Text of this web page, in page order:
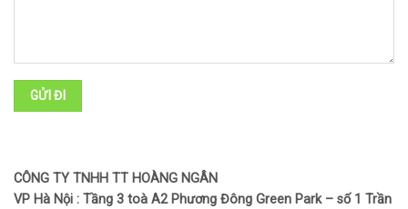
CÔNG TY TNHH TT HOÀNG NGÂN
VP Hà Nội : Tầng 3 toà A2 Phương Đông Green Park – số 1 Trần